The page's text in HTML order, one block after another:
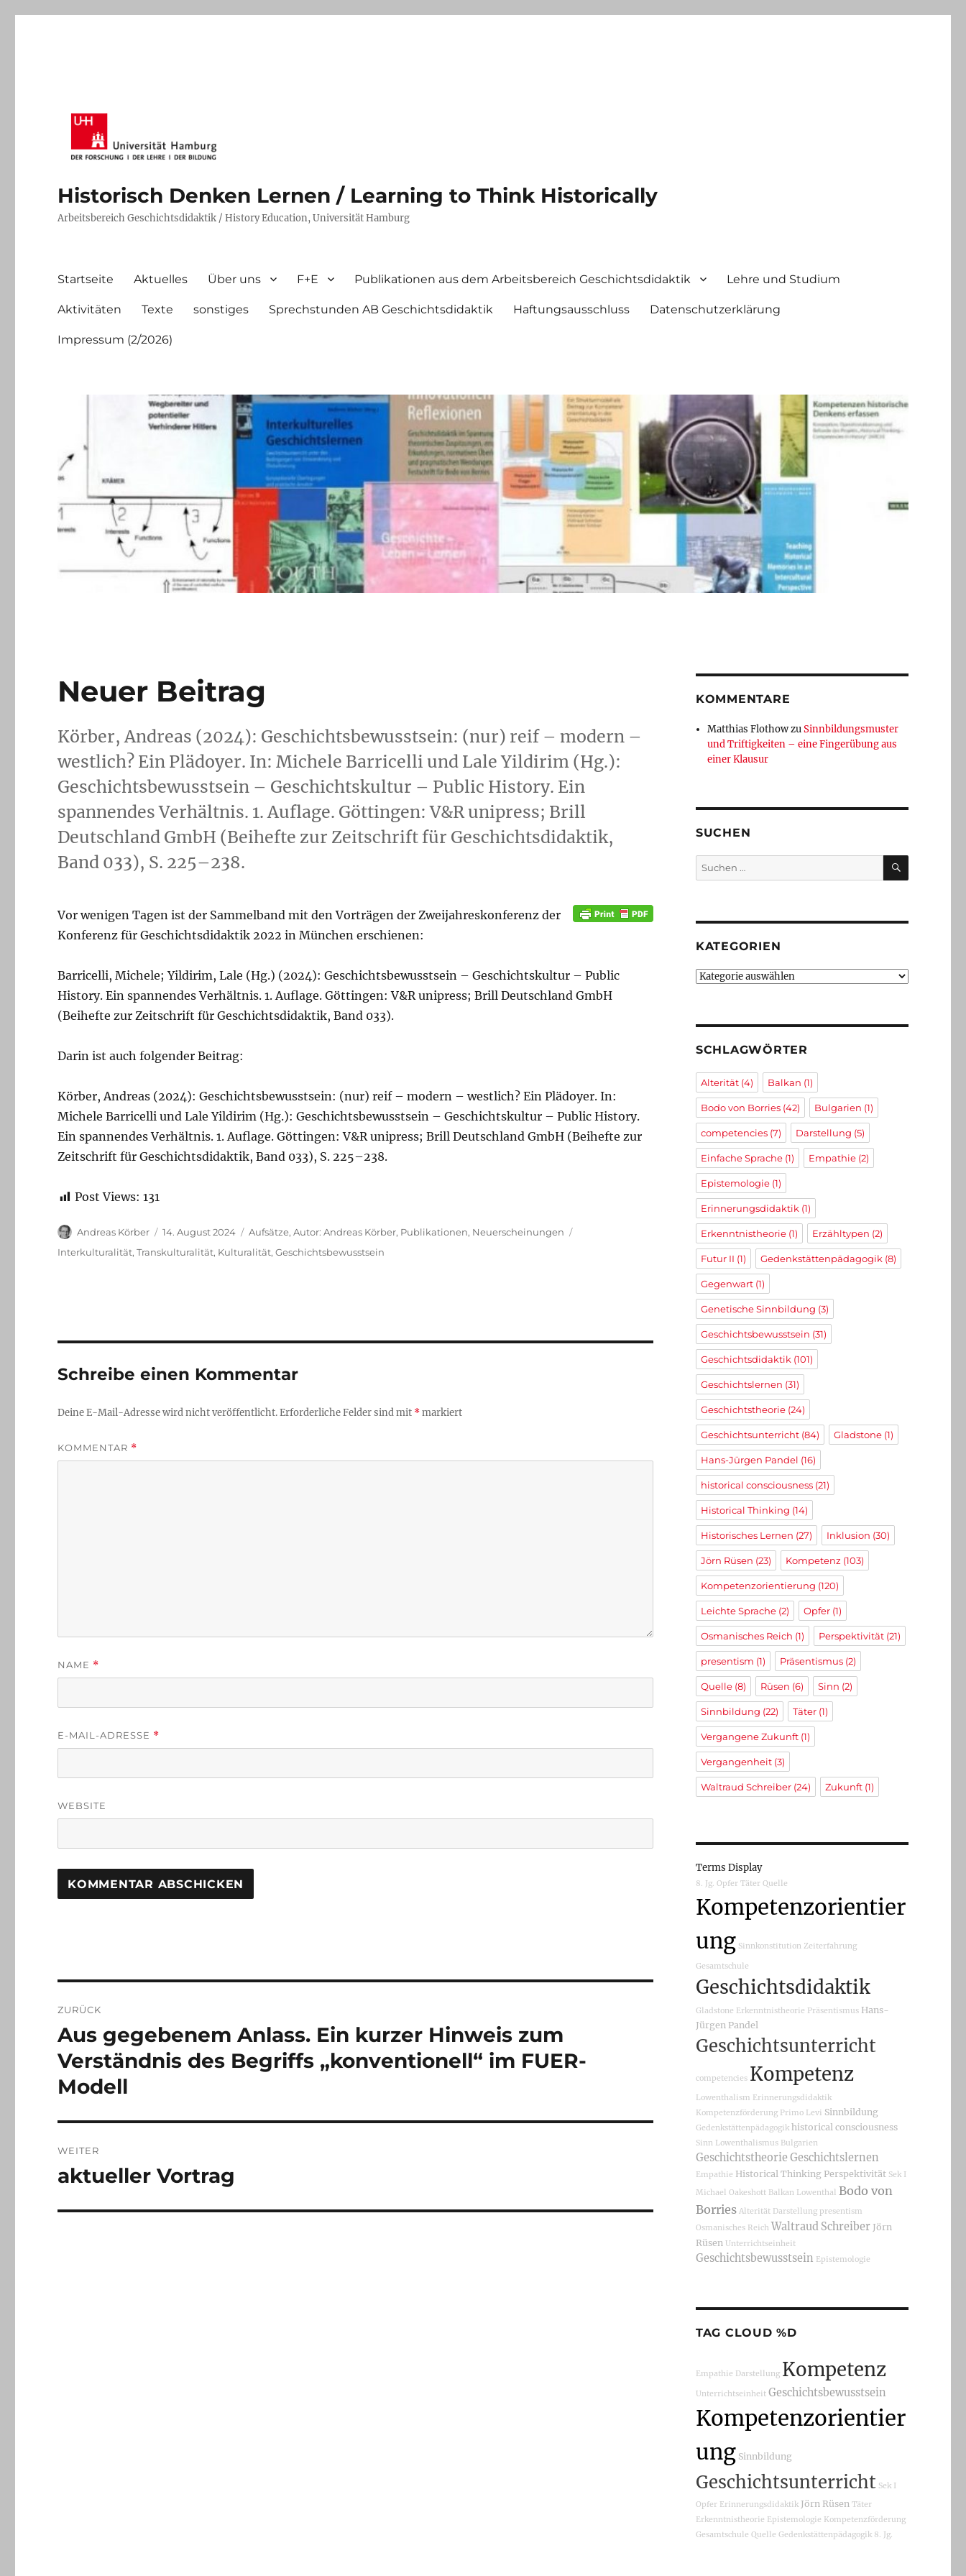
Historisch Denken Lernen / Learning to Think Historically
Arbeitsbereich Geschichtsdidaktik / History Education, Universität Hamburg
Startseite Aktuelles Über uns F+E Publikationen aus dem Arbeitsbereich Geschichtsdidaktik Lehre und Studium
Aktivitäten Texte sonstiges Sprechstunden AB Geschichtsdidaktik Haftungsausschluss Datenschutzerklärung
Impressum (2/2026)
Neuer Beitrag
Körber, Andreas (2024): Geschichtsbewusstsein: (nur) reif – modern –
westlich? Ein Plädoyer. In: Michele Barricelli und Lale Yildirim (Hg.):
Geschichtsbewusstsein – Geschichtskultur – Public History. Ein
spannendes Verhältnis. 1. Auflage. Göttingen: V&R unipress; Brill
Deutschland GmbH (Beihefte zur Zeitschrift für Geschichtsdidaktik,
Band 033), S. 225–238.
Vor wenigen Tagen ist der Sammelband mit den Vorträgen der Zweijahreskonferenz der
Konferenz für Geschichtsdidaktik 2022 in München erschienen:
Barricelli, Michele; Yildirim, Lale (Hg.) (2024): Geschichtsbewusstsein – Geschichtskultur – Public
History. Ein spannendes Verhältnis. 1. Auflage. Göttingen: V&R unipress; Brill Deutschland GmbH
(Beihefte zur Zeitschrift für Geschichtsdidaktik, Band 033).
Darin ist auch folgender Beitrag:
Körber, Andreas (2024): Geschichtsbewusstsein: (nur) reif – modern – westlich? Ein Plädoyer. In:
Michele Barricelli und Lale Yildirim (Hg.): Geschichtsbewusstsein – Geschichtskultur – Public History.
Ein spannendes Verhältnis. 1. Auflage. Göttingen: V&R unipress; Brill Deutschland GmbH (Beihefte zur
Zeitschrift für Geschichtsdidaktik, Band 033), S. 225–238.
Post Views: 131
Autor
Andreas Körber
Veröffentlicht
am
14. August 2024 Kategorien
Aufsätze,Autor: Andreas Körber, Publikationen, Neuerscheinungen
Schlagwörter
Interkulturalität,Transkulturalität, Kulturalität,Geschichtsbewusstsein
Schreibe einen Kommentar
Deine E-Mail-Adresse wird nicht veröffentlicht.Erforderliche Felder sind mit *markiert
KOMMENTAR *
NAME *
E-MAIL-ADRESSE *
WEBSITE
ZURÜCK
Vorheriger
Beitrag:
Aus gegebenem Anlass. Ein kurzer Hinweis zum
Verständnis des Begriffs „konventionell“ im FUER-
Modell
WEITER
Nächster
aktueller Vortrag
KOMMENTARE
Matthias FlothowzuSinnbildungsmuster
und Triftigkeiten – eine Fingerübung aus
einer Klausur
SUCHEN
Suchen
nach:
SUCHEN
KATEGORIEN
Kategorien
SCHLAGWÖRTER
Alterität(4) Balkan (1)
Bodo von Borries(42) Bulgarien (1)
competencies(7) Darstellung (5)
Einfache Sprache(1) Empathie(2)
Epistemologie(1)
Erinnerungsdidaktik (1)
Erkenntnistheorie(1) Erzähltypen (2)
Futur II (1) Gedenkstättenpädagogik (8)
Gegenwart(1)
Genetische Sinnbildung (3)
Geschichtsbewusstsein (31)
Geschichtsdidaktik (101)
Geschichtslernen (31)
Geschichtstheorie(24)
Geschichtsunterricht(84) Gladstone(1)
Hans-Jürgen Pandel (16)
historical consciousness(21)
Historical Thinking (14)
Historisches Lernen (27) Inklusion (30)
Jörn Rüsen (23) Kompetenz (103)
Kompetenzorientierung (120)
Leichte Sprache(2) Opfer(1)
Osmanisches Reich (1) Perspektivität(21)
presentism (1) Präsentismus(2)
Quelle(8) Rüsen (6) Sinn (2)
Sinnbildung (22) Täter(1)
Vergangene Zukunft(1)
Vergangenheit(3)
Waltraud Schreiber(24) Zukunft(1)
Terms Display
8. Jg. Opfer Täter Quelle
Kompetenzorientier
ung Sinnkonstitution Zeiterfahrung
Gesamtschule
Geschichtsdidaktik
Gladstone Erkenntnistheorie Präsentismus Hans-
Jürgen Pandel
Geschichtsunterricht
competencies Kompetenz
Lowenthalism Erinnerungsdidaktik
Kompetenzförderung Primo Levi Sinnbildung
Gedenkstättenpädagogik historical consciousness
Sinn Lowenthalismus Bulgarien
Geschichtstheorie Geschichtslernen
Empathie Historical Thinking Perspektivität Sek I
Michael Oakeshott Balkan Lowenthal
Bodo von
Borries Alterität Darstellung presentism
Osmanisches Reich Waltraud Schreiber Jörn
Rüsen Unterrichtseinheit
Geschichtsbewusstsein Epistemologie
TAG CLOUD %D
Empathie Darstellung Kompetenz
Unterrichtseinheit Geschichtsbewusstsein
Kompetenzorientier
ung Sinnbildung
Geschichtsunterricht Sek I
Opfer Erinnerungsdidaktik Jörn Rüsen Täter
Erkenntnistheorie Epistemologie Kompetenzförderung
Gesamtschule Quelle Gedenkstättenpädagogik 8. Jg.